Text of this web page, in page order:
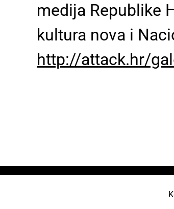
medija Republike
kultura nova i
http://attack.hr/